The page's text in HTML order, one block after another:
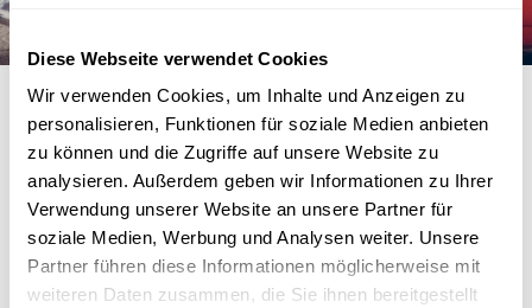
Diese Webseite verwendet Cookies
Wir verwenden Cookies, um Inhalte und Anzeigen zu
personalisieren, Funktionen für soziale Medien anbieten
zu können und die Zugriffe auf unsere Website zu
analysieren. Außerdem geben wir Informationen zu Ihrer
Verwendung unserer Website an unsere Partner für
soziale Medien, Werbung und Analysen weiter. Unsere
Partner führen diese Informationen möglicherweise mit
weiteren Daten zusammen, die Sie ihnen bereitgestellt
Retrocars 52
Mission & Vision von Retrocars 52
Vision
Handel und Vermittlung von klassischen Coupés und